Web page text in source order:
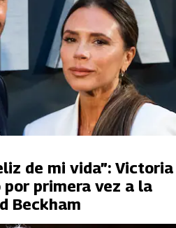
de mi vida”: Victoria
primera vez a la
Beckham